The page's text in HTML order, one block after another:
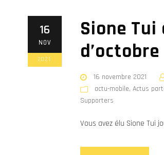
16
NOV
2021
Sione
d’octobre
16 novembre 2021
actu-mobile, Actus
Supporters
Vous avez élu Sione Tui